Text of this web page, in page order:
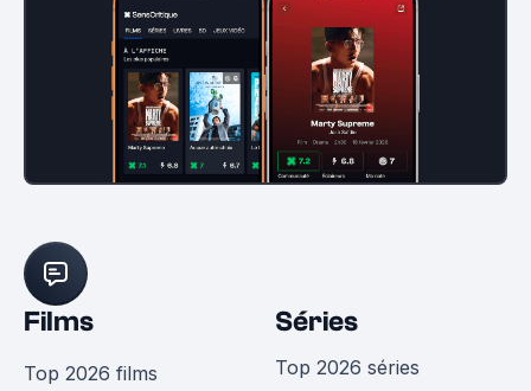
Films
Top 2026 films
Séries
Top 2026 séries